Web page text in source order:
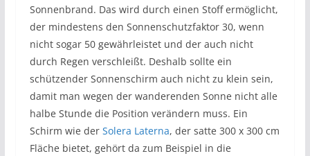
Sonnenbrand. Das wird durch einen Stoff ermöglicht,
der mindestens den Sonnenschutzfaktor 30, wenn
nicht sogar 50 gewährleistet und der auch nicht
durch Regen verschleißt. Deshalb sollte ein
schützender Sonnenschirm auch nicht zu klein sein,
damit man wegen der wanderenden Sonne nicht alle
halbe Stunde die Position verändern muss. Ein
Schirm wie der Solera Laterna, der satte 300 x 300 cm
Fläche bietet, gehört da zum Beispiel in die